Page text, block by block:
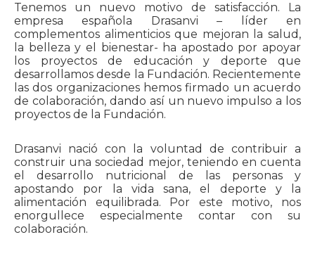
Tenemos un nuevo motivo de satisfacción. La
empresa española Drasanvi – líder en
complementos alimenticios que mejoran la salud,
la belleza y el bienestar- ha apostado por apoyar
los proyectos de educación y deporte que
desarrollamos desde la Fundación. Recientemente
las dos organizaciones hemos firmado un acuerdo
de colaboración, dando así un nuevo impulso a los
proyectos de la Fundación.
Drasanvi nació con la voluntad de contribuir a
construir una sociedad mejor, teniendo en cuenta
el desarrollo nutricional de las personas y
apostando por la vida sana, el deporte y la
alimentación equilibrada. Por este motivo, nos
enorgullece especialmente contar con su
colaboración.